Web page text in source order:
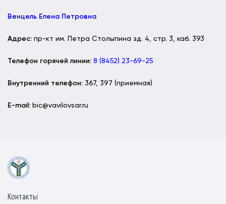
Венцель Елена Петровна
Адрес: пр-кт им. Петра Столыпина зд. 4, стр. 3, каб. 393
Телефон горячей линии: 8 (8452) 23-69-25
Внутренний телефон: 367, 397 (приемная)
Е-mail: bic@vavilovsar.ru
Контакты